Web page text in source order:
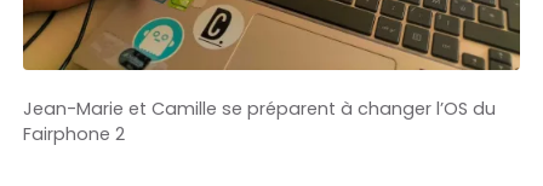
Jean-Marie et Camille se préparent à changer l’OS du
Fairphone 2